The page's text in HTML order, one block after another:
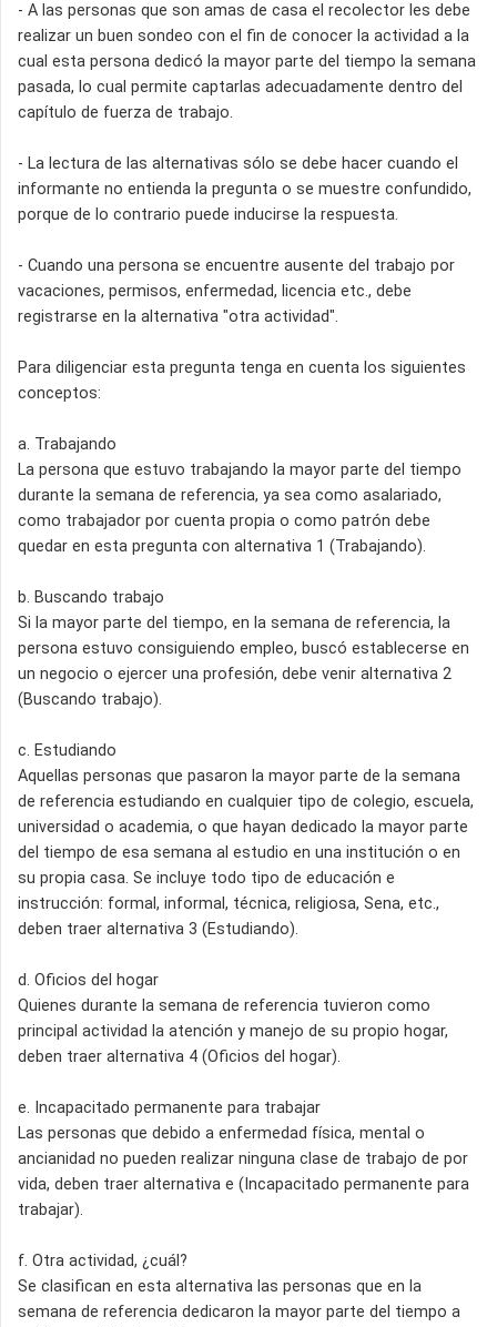
- A las personas que son amas de casa el recolector les debe
realizar un buen sondeo con el fin de conocer la actividad a la
cual esta persona dedicó la mayor parte del tiempo la semana
pasada, lo cual permite captarlas adecuadamente dentro del
capítulo de fuerza de trabajo.
- La lectura de las alternativas sólo se debe hacer cuando el
informante no entienda la pregunta o se muestre confundido,
porque de lo contrario puede inducirse la respuesta.
- Cuando una persona se encuentre ausente del trabajo por
vacaciones, permisos, enfermedad, licencia etc., debe
registrarse en la alternativa "otra actividad".
Para diligenciar esta pregunta tenga en cuenta los siguientes
conceptos:
a. Trabajando
La persona que estuvo trabajando la mayor parte del tiempo
durante la semana de referencia, ya sea como asalariado,
como trabajador por cuenta propia o como patrón debe
quedar en esta pregunta con alternativa 1 (Trabajando).
b. Buscando trabajo
Si la mayor parte del tiempo, en la semana de referencia, la
persona estuvo consiguiendo empleo, buscó establecerse en
un negocio o ejercer una profesión, debe venir alternativa 2
(Buscando trabajo).
c. Estudiando
Aquellas personas que pasaron la mayor parte de la semana
de referencia estudiando en cualquier tipo de colegio, escuela,
universidad o academia, o que hayan dedicado la mayor parte
del tiempo de esa semana al estudio en una institución o en
su propia casa. Se incluye todo tipo de educación e
instrucción: formal, informal, técnica, religiosa, Sena, etc.,
deben traer alternativa 3 (Estudiando).
d. Oficios del hogar
Quienes durante la semana de referencia tuvieron como
principal actividad la atención y manejo de su propio hogar,
deben traer alternativa 4 (Oficios del hogar).
e. Incapacitado permanente para trabajar
Las personas que debido a enfermedad física, mental o
ancianidad no pueden realizar ninguna clase de trabajo de por
vida, deben traer alternativa e (Incapacitado permanente para
trabajar).
f. Otra actividad, ¿cuál?
Se clasifican en esta alternativa las personas que en la
semana de referencia dedicaron la mayor parte del tiempo a